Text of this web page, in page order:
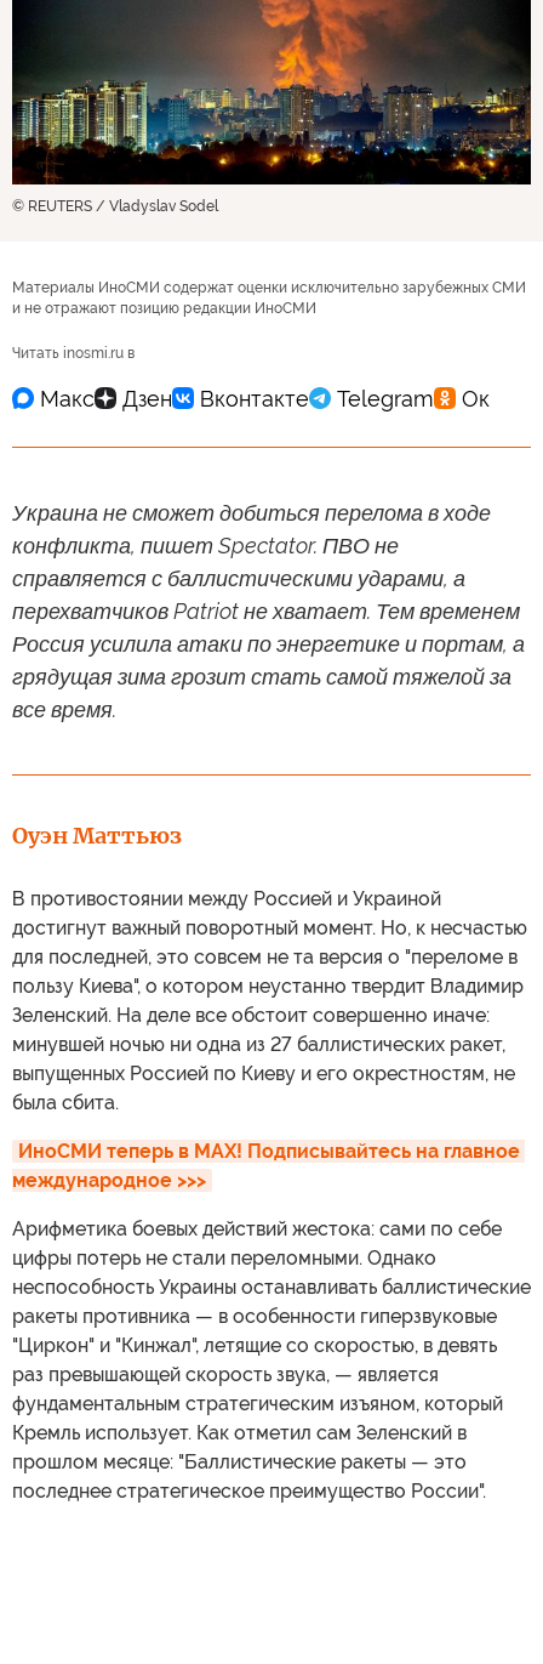
© REUTERS / Vladyslav Sodel
Материалы ИноСМИ содержат оценки исключительно зарубежных СМИ
и не отражают позицию редакции ИноСМИ
Читать inosmi.ru в
Украина не сможет добиться перелома в ходе
конфликта, пишет Spectator. ПВО не
справляется с баллистическими ударами, а
перехватчиков Patriot не хватает. Тем временем
Россия усилила атаки по энергетике и портам, а
грядущая зима грозит стать самой тяжелой за
все время.
Оуэн Маттьюз
В противостоянии между Россией и Украиной
достигнут важный поворотный момент. Но, к несчастью
для последней, это совсем не та версия о "переломе в
пользу Киева", о котором неустанно твердит Владимир
Зеленский. На деле все обстоит совершенно иначе:
минувшей ночью ни одна из 27 баллистических ракет,
выпущенных Россией по Киеву и его окрестностям, не
была сбита.
ИноСМИ теперь в MAX! Подписывайтесь на главное
международное >>>
Арифметика боевых действий жестока: сами по себе
цифры потерь не стали переломными. Однако
неспособность Украины останавливать баллистические
ракеты противника — в особенности гиперзвуковые
"Циркон" и "Кинжал", летящие со скоростью, в девять
раз превышающей скорость звука, — является
фундаментальным стратегическим изъяном, который
Кремль использует. Как отметил сам Зеленский в
прошлом месяце: "Баллистические ракеты — это
последнее стратегическое преимущество России".